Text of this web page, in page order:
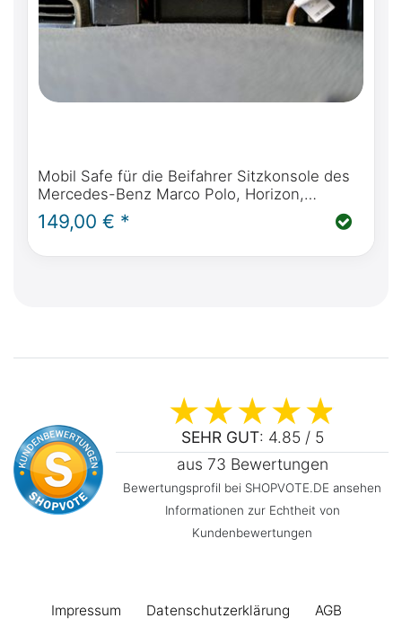
Mobil Safe für die Beifahrer Sitzkonsole des
Mercedes-Benz Marco Polo, Horizon,
Activity, optional inkl. Einbau
149,00 € *
SEHR GUT: 4.85 / 5
aus 73 Bewertungen
Bewertungsprofil bei SHOPVOTE.DE ansehen
Informationen zur Echtheit von
Kundenbewertungen
Impressum Daten­schutz­erklärung AGB